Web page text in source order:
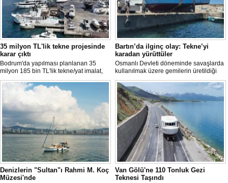
35 milyon TL'lik tekne projesinde
karar çıktı
Bodrum'da yapılması planlanan 35
milyon 185 bin TL'lik tekne/yat imalat,
bakım-onarım ve çekek yeri projesinde
ÇED süreci sonlandırıldı. Bakanlık,
başvuru dosyasının yasal süre
içerisinde yeniden sunulmaması
üzerine süreci kapattı.
Bartın’da ilginç olay: Tekne’yi
karadan yürüttüler
Osmanlı Devleti döneminde savaşlarda
kullanılmak üzere gemilerin üretildiği
Bartın’ın Kurucaşile ilçesinde üretilen 11
metrelik tekne adeta karadan yürütüldü.
Dağları, tepeleri aşan balıkçı teknesi,
evlerin de bulunduğu dar ve virajlı
sokaklarda süren 3 saatlik yolculun
ardından denize kavuştu.
Denizlerin "Sultan"ı Rahmi M. Koç
Müzesi'nde
Van Gölü'ne 110 Tonluk Gezi
Teknesi Taşındı